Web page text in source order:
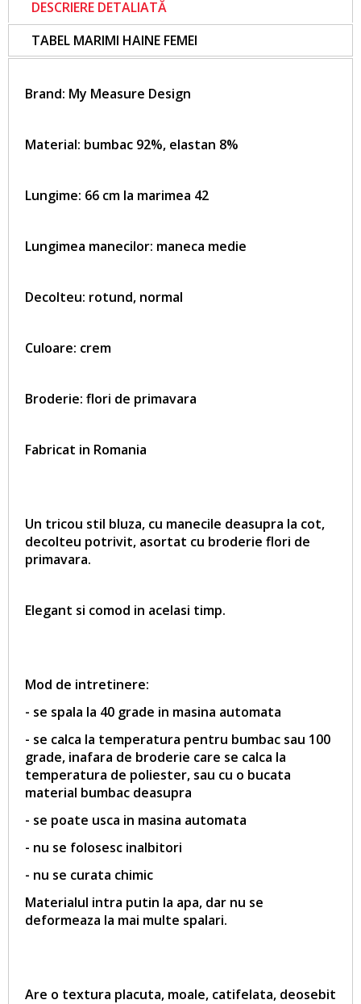
DESCRIERE DETALIATĂ
TABEL MARIMI HAINE FEMEI
Brand: My Measure Design
Material: bumbac 92%, elastan 8%
Lungime: 66 cm la marimea 42
Lungimea manecilor: maneca medie
Decolteu: rotund, normal
Culoare: crem
Broderie: flori de primavara
Fabricat in Romania
Un tricou stil bluza, cu manecile deasupra la cot,
decolteu potrivit, asortat cu broderie flori de
primavara.
Elegant si comod in acelasi timp.
Mod de intretinere:
- se spala la 40 grade in masina automata
- se calca la temperatura pentru bumbac sau 100
grade, inafara de broderie care se calca la
temperatura de poliester, sau cu o bucata
material bumbac deasupra
- se poate usca in masina automata
- nu se folosesc inalbitori
- nu se curata chimic
Materialul intra putin la apa, dar nu se
deformeaza la mai multe spalari.
Are o textura placuta, moale, catifelata, deosebit